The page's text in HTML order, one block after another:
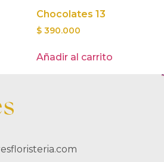
Chocolates 13
$ 390.000
Añadir al carrito